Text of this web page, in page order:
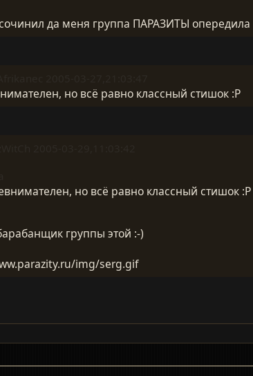
да меня группа ПАРАЗИТЫ опередила
но всё равно классный стишок :P
но всё равно классный стишок :P
группы этой :-)
img/serg.gif